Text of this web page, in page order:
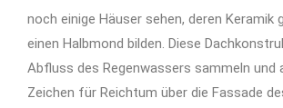
noch einige Häuser sehen, deren Keramik
einen Halbmond bilden. Diese
Abfluss des Regenwassers sammeln und
Zeichen für Reichtum über die Fassade